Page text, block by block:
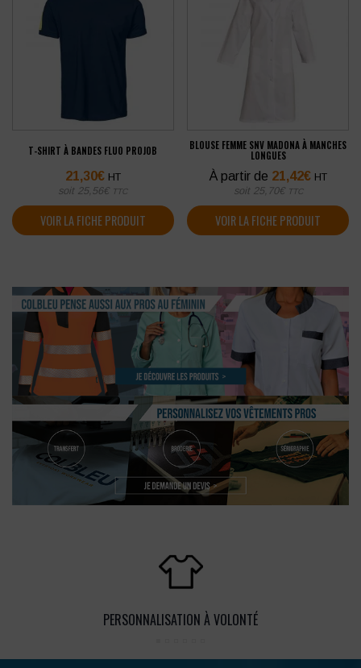
T-SHIRT À BANDES FLUO PROJOB
21,30€ HT
soit 25,56€ TTC
VOIR LA FICHE PRODUIT
BLOUSE FEMME SNV MADONA À MANCHES
LONGUES
À partir de 21,42€ HT
soit 25,70€ TTC
VOIR LA FICHE PRODUIT
PERSONNALISATION À VOLONTÉ